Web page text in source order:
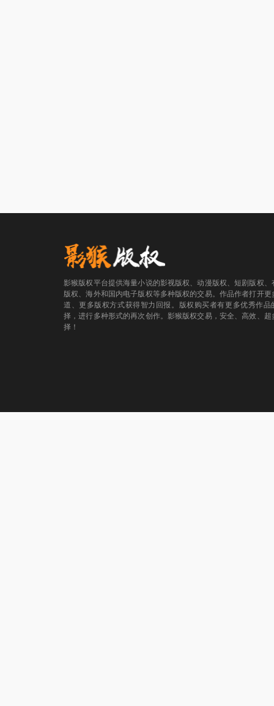
影猴版权平台提供海量小说的影视版权、动漫版权、短剧版权、
版权、海外和国内电子版权等多种版权的交易。作品作者打开更
道、更多版权方式获得智力回报。版权购买者有更多优秀作品
择，进行多种形式的再次创作。影猴版权交易，安全、高效、超
择！